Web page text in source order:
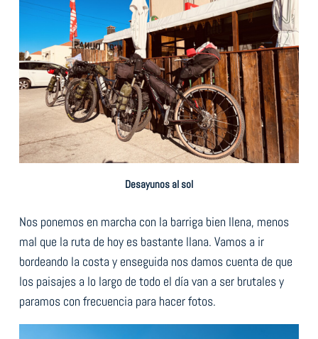
Desayunos al sol
Nos ponemos en marcha con la barriga bien llena, menos
mal que la ruta de hoy es bastante llana. Vamos a ir
bordeando la costa y enseguida nos damos cuenta de que
los paisajes a lo largo de todo el día van a ser brutales y
paramos con frecuencia para hacer fotos.